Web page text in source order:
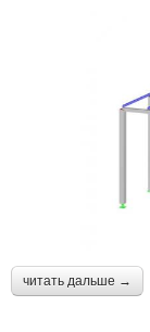
читать дальше →